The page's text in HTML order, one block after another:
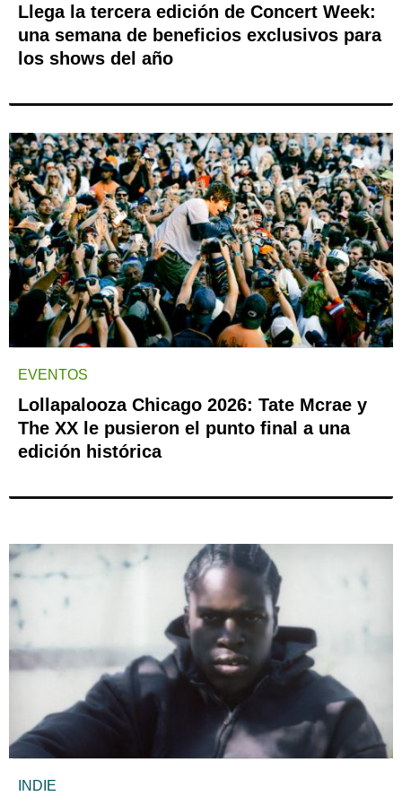
Llega la tercera edición de Concert Week:
una semana de beneficios exclusivos para
los shows del año
EVENTOS
Lollapalooza Chicago 2026: Tate Mcrae y
The XX le pusieron el punto final a una
edición histórica
INDIE